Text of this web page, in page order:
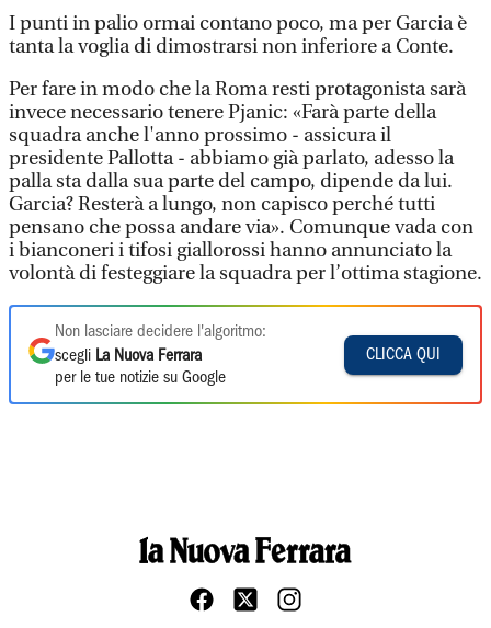
I punti in palio ormai contano poco, ma per Garcia è
tanta la voglia di dimostrarsi non inferiore a Conte.
Per fare in modo che la Roma resti protagonista sarà
invece necessario tenere Pjanic: «Farà parte della
squadra anche l'anno prossimo - assicura il
presidente Pallotta - abbiamo già parlato, adesso la
palla sta dalla sua parte del campo, dipende da lui.
Garcia? Resterà a lungo, non capisco perché tutti
pensano che possa andare via». Comunque vada con
i bianconeri i tifosi giallorossi hanno annunciato la
volontà di festeggiare la squadra per l’ottima stagione.
Non lasciare decidere l'algoritmo:
scegli La Nuova Ferrara
per le tue notizie su Google
CLICCA QUI